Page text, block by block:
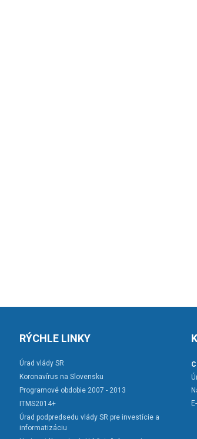
RÝCHLE LINKY
Úrad vlády SR
Koronavírus na Slovensku
Programové obdobie 2007 - 2013
ITMS2014+
Úrad podpredsedu vlády SR pre investície a
informatizáciu